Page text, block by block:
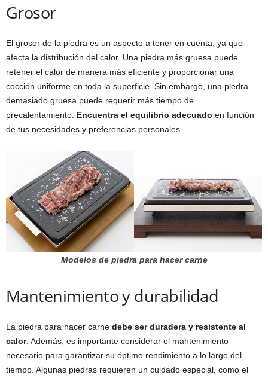
Grosor
El grosor de la piedra es un aspecto a tener en cuenta, ya que
afecta la distribución del calor. Una piedra más gruesa puede
retener el calor de manera más eficiente y proporcionar una
cocción uniforme en toda la superficie. Sin embargo, una piedra
demasiado gruesa puede requerir más tiempo de
precalentamiento. Encuentra el equilibrio adecuado en función
de tus necesidades y preferencias personales.
Modelos de piedra para hacer carne
Mantenimiento y durabilidad
La piedra para hacer carne debe ser duradera y resistente al
calor. Además, es importante considerar el mantenimiento
necesario para garantizar su óptimo rendimiento a lo largo del
tiempo. Algunas piedras requieren un cuidado especial, como el